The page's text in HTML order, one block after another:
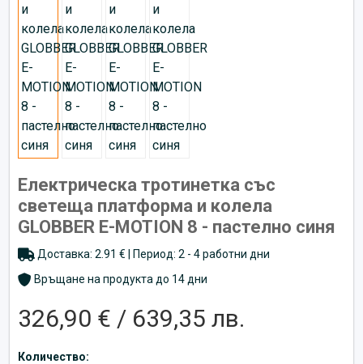
Електрическа тротинетка със
светеща платформа и колела
GLOBBER E-MOTION 8 - пастелно синя
Доставка: 2.91 € | Период: 2 - 4 работни дни
Връщане на продукта до 14 дни
326,90 € / 639,35 лв.
Количество: